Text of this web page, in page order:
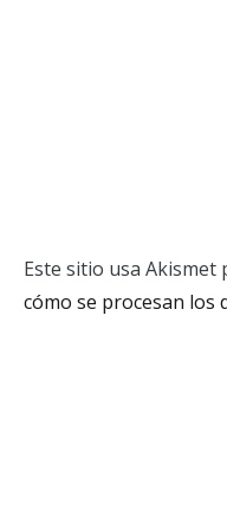
Este sitio usa Akismet
cómo se procesan los